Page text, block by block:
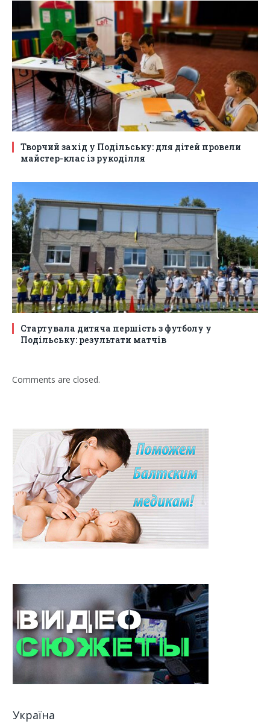
Творчий захід у Подільську: для дітей провели
майстер-клас із рукоділля
Стартувала дитяча першість з футболу у
Подільську: результати матчів
Comments are closed.
Україна